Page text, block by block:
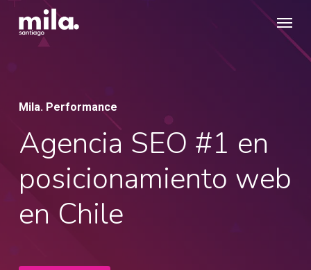
Mila. Performance
Agencia SEO #1 en
posicionamiento web
en Chile